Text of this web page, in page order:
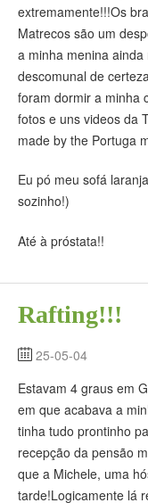
extremamente!!!Os
Matrecos são um
a minha menina
descomunal de
foram dormir a minha
fotos e uns videos da
made by the Portuga
Eu pó meu sofá
sozinho!)
Até à próstata!!
Rafting!!!
25-05-04
Estavam 4 graus em
em que acabava a
tinha tudo prontinho
recepção da pensão
que a Michele, uma
tarde!Logicamente lá